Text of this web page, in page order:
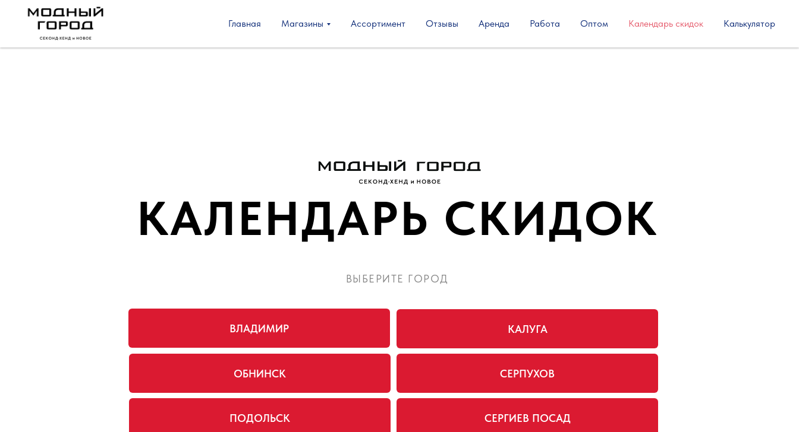
Главная Магазины Ассортимент Отзывы Аренда Работа Оптом Календарь скидок Калькулятор
КАЛЕНДАРЬ СКИДОК
ВЫБЕРИТЕ ГОРОД
КАЛУГА
ОБНИНСК
ПОДОЛЬСК
СЕРПУХОВ
СЕРГИЕВ ПОСАД
ВЛАДИМИР